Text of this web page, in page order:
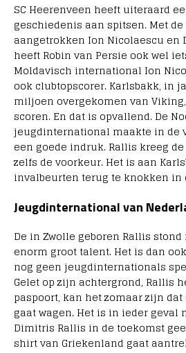
SC Heerenveen heeft uiteraard
geschiedenis aan spitsen. Met
aangetrokken Ion Nicolaescu en
heeft Robin van Persie ook wel
Moldavisch international Ion
ook clubtopscorer. Karlsbakk, in
miljoen overgekomen van
scoren. En dat is opvallend. De
jeugdinternational maakte in de
een goede indruk. Rallis kreeg
zelfs de voorkeur. Het is aan
invalbeurten terug te knokken in
Jeugdinternational van
De in Zwolle geboren Rallis
enorm groot talent. Het is dan
nog geen jeugdinternationals
Gelet op zijn achtergrond, Rallis
paspoort, kan het zomaar zijn
gaat wagen. Het is in ieder
Dimitris Rallis in de toekomst
shirt van Griekenland gaat